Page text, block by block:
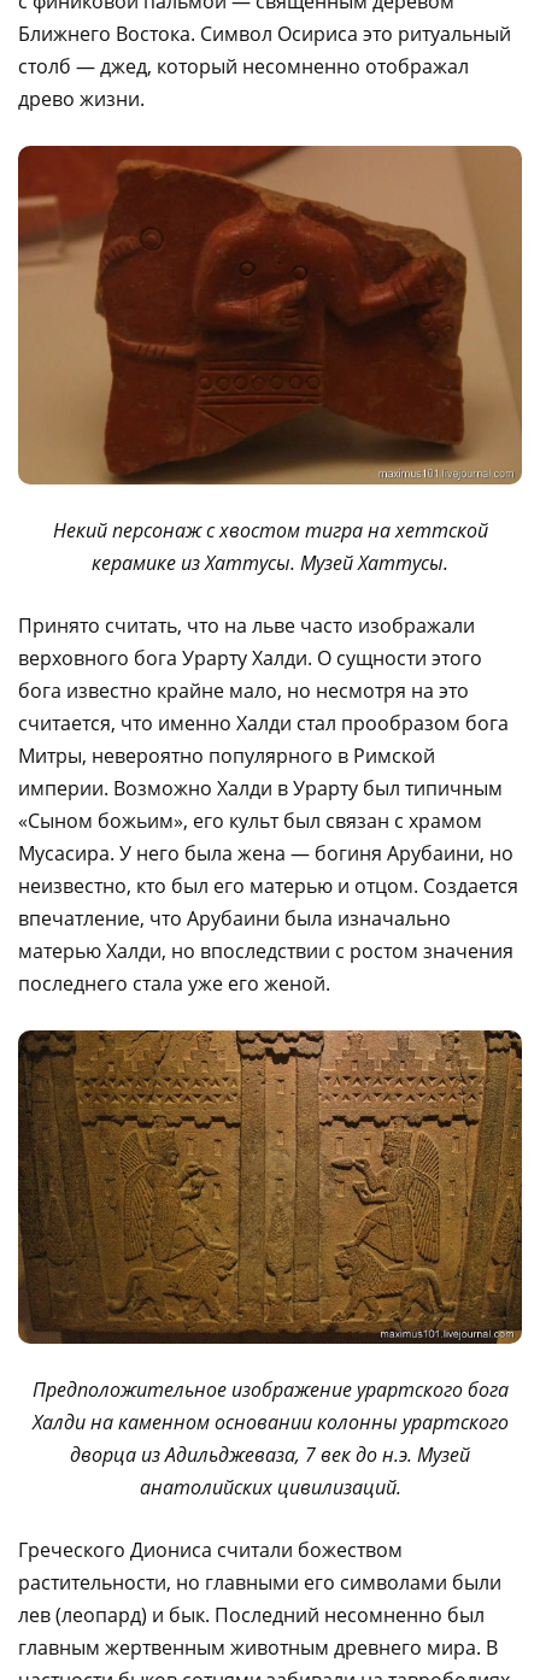
Ближнего Востока. Символ Осириса это ритуальный
столб — джед, который несомненно отображал
древо жизни.
Некий персонаж с хвостом тигра на хеттской
керамике из Хаттусы. Музей Хаттусы.
Принято считать, что на льве часто изображали
верховного бога Урарту Халди. О сущности этого
бога известно крайне мало, но несмотря на это
считается, что именно Халди стал прообразом бога
Митры, невероятно популярного в Римской
империи. Возможно Халди в Урарту был типичным
«Сыном божьим», его культ был связан с храмом
Мусасира. У него была жена — богиня Арубаини, но
неизвестно, кто был его матерью и отцом. Создается
впечатление, что Арубаини была изначально
матерью Халди, но впоследствии с ростом значения
последнего стала уже его женой.
Предположительное изображение урартского бога
Халди на каменном основании колонны урартского
дворца из Адильджеваза, 7 век до н.э. Музей
анатолийских цивилизаций.
Греческого Диониса считали божеством
растительности, но главными его символами были
лев (леопард) и бык. Последний несомненно был
главным жертвенным животным древнего мира. В